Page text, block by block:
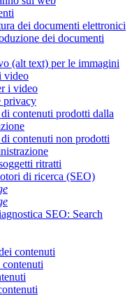
dei documenti elettronici
dei documenti
(alt text) per le immagini
video
i video
privacy
contenuti prodotti dalla
contenuti non prodotti
ritratti
di ricerca (SEO)
SEO: Search
contenuti